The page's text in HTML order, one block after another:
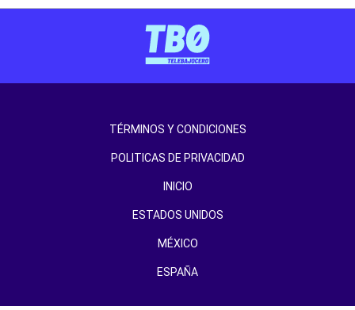
TÉRMINOS Y CONDICIONES
POLITICAS DE PRIVACIDAD
INICIO
ESTADOS UNIDOS
MÉXICO
ESPAÑA